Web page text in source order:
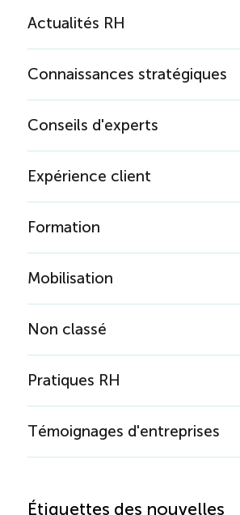
Diagnostic Nord-du-Québec
Programme de francisation
Métiers et carrières en tourisme
Norme entretien ménager
Boomerang
Bassins de main-d’oeuvre diversifiés
Devenir membre
Actualités RH
Connaissances stratégiques
Conseils d'experts
Expérience client
Formation
Mobilisation
Non classé
Pratiques RH
Témoignages d'entreprises
Étiquettes des nouvelles